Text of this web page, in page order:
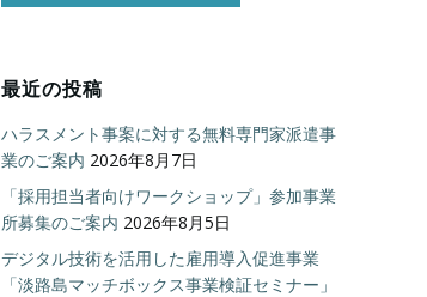
最近の投稿
ハラスメント事案に対する無料専門家派遣事
業のご案内 2026年8月7日
「採用担当者向けワークショップ」参加事業
所募集のご案内 2026年8月5日
デジタル技術を活用した雇用導入促進事業
「淡路島マッチボックス事業検証セミナー」